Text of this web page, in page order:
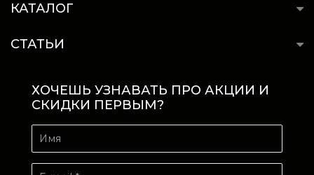
КАТАЛОГ
СТАТЬИ
ХОЧЕШЬ УЗНАВАТЬ ПРО АКЦИИ И
СКИДКИ ПЕРВЫМ?